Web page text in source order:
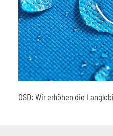
OSD: Wir erhöhen die